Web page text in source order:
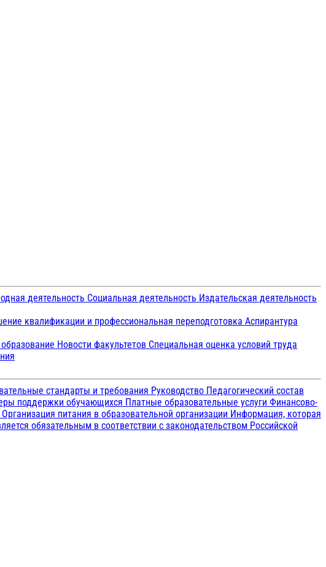
деятельность Социальная деятельность Издательская деятельность
квалификации и профессиональная переподготовка Аспирантура
Новости факультетов Специальная оценка условий труда
стандарты и требования Руководство Педагогический состав
поддержки обучающихся Платные образовательные услуги Финансово-
Организация питания в образовательной организации Информация, которая
обязательным в соответствии с законодательством Российской